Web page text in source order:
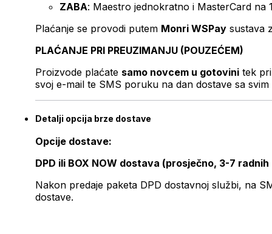
ZABA: Maestro jednokratno i MasterCard na
Plaćanje se provodi putem Monri WSPay sustava
PLAĆANJE PRI PREUZIMANJU (POUZEĆEM)
Proizvode plaćate samo novcem u gotovini tek
svoj e-mail te SMS poruku na dan dostave sa svim
Detalji opcija brze dostave
Opcije dostave:
DPD ili BOX NOW dostava (prosječno, 3-7 radnih
Nakon predaje paketa DPD dostavnoj službi, na
dostave.